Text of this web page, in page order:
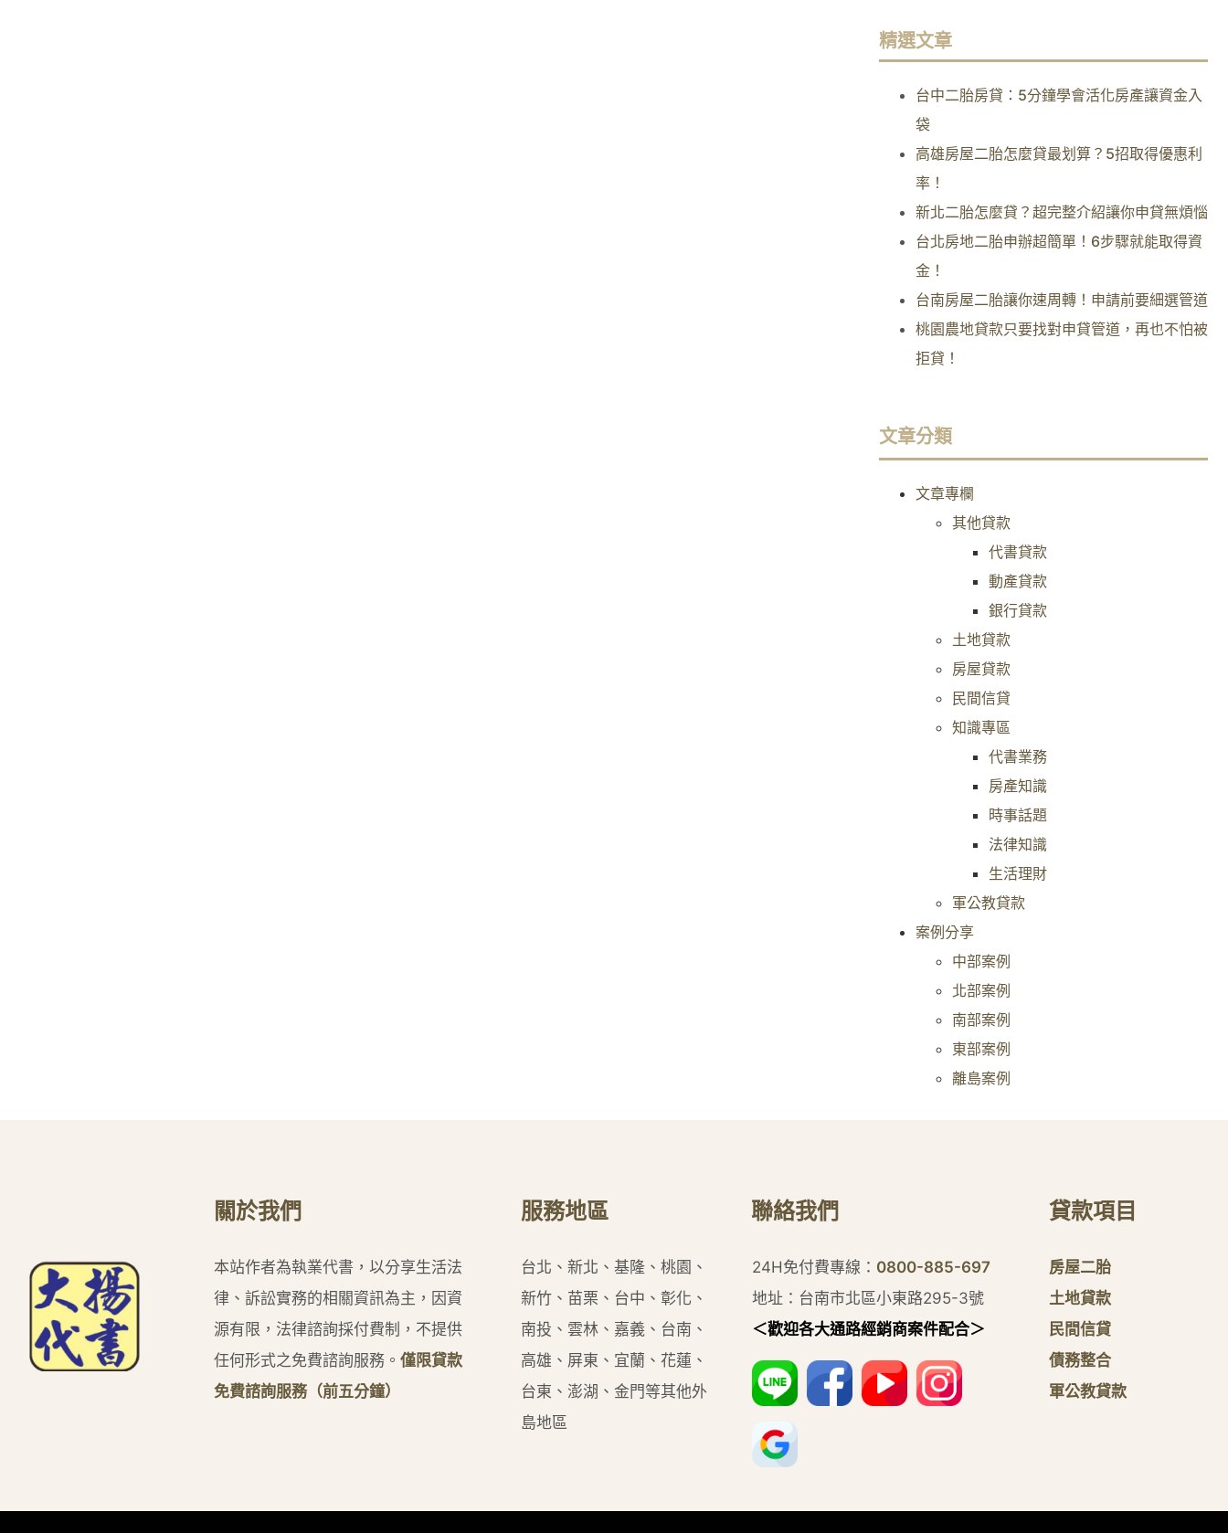
精選文章
台中二胎房貸：5分鐘學會活化房產讓資金入
袋
高雄房屋二胎怎麼貸最划算？5招取得優惠利
率！
新北二胎怎麼貸？超完整介紹讓你申貸無煩惱
台北房地二胎申辦超簡單！6步驟就能取得資
金！
台南房屋二胎讓你速周轉！申請前要細選管道
桃園農地貸款只要找對申貸管道，再也不怕被
拒貸！
文章分類
文章專欄
其他貸款
代書貸款
動產貸款
銀行貸款
土地貸款
房屋貸款
民間信貸
知識專區
代書業務
房產知識
時事話題
法律知識
生活理財
軍公教貸款
案例分享
中部案例
北部案例
南部案例
東部案例
離島案例
關於我們
本站作者為執業代書，以分享生活法
律、訴訟實務的相關資訊為主，因資
源有限，法律諮詢採付費制，不提供
任何形式之免費諮詢服務。 僅限貸款
免費諮詢服務（前五分鐘）
服務地區
台北、新北、基隆、桃園、
新竹、苗栗、台中、彰化、
南投、雲林、嘉義、台南、
高雄、屏東、宜蘭、花蓮、
台東、澎湖、金門等其他外
島地區
聯絡我們
24H免付費專線： 0800-885-697
地址：台南市北區小東路295-3號
＜歡迎各大通路經銷商案件配合＞
貸款項目
房屋二胎
土地貸款
民間信貸
債務整合
軍公教貸款